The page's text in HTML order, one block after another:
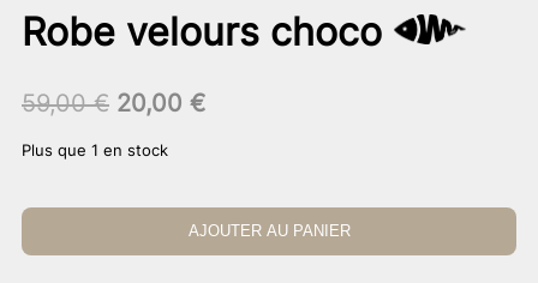
Robe velours choco
59,00€ Le
initial
59,00 €.
20,00 €Le
20,00 €.
Plus que 1 en stock
AJOUTER AU PANIER